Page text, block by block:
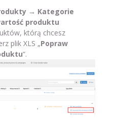
→ Kategorie
produktu
którą chcesz
plik XLS „Popraw
“.